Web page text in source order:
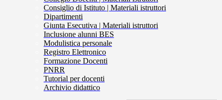
Consiglio di Istituto | Materiali istruttori
Dipartimenti
Giunta Esecutiva | Materiali istruttori
Inclusione alunni BES
Modulistica personale
Registro Elettronico
Formazione Docenti
PNRR
Tutorial per docenti
Archivio didattico